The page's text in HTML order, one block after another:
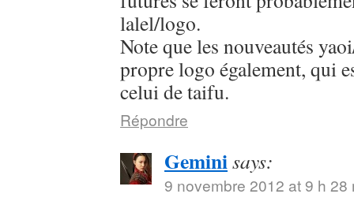
lalel/logo.
Note que les nouveautés
propre logo également, qui
celui de taifu.
Répondre
Geminisays:
9 novembre 2012 at 9 h 28